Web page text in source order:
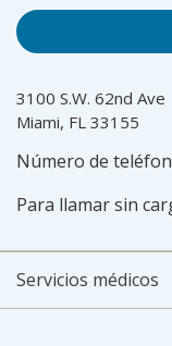
3100 S.W. 62nd Ave
Miami, FL 33155
Número de
Para llamar sin
Servicios médicos